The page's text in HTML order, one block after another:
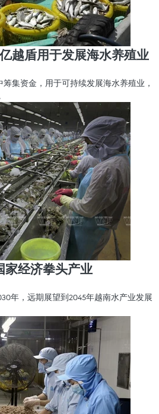
越盾用于发展海水养殖业
筹集资金，用于可持续发展海水养殖业，
家经济拳头产业
年，远期展望到2045年越南水产业发展